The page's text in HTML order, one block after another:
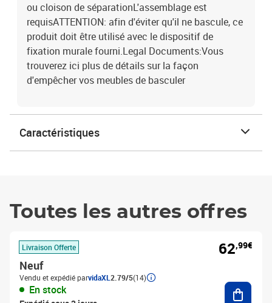
ou cloison de séparationL'assemblage est
requisATTENTION: afin d'éviter qu'il ne bascule, ce
produit doit être utilisé avec le dispositif de
fixation murale fourni.Legal Documents:Vous
trouverez ici plus de détails sur la façon
d'empêcher vos meubles de basculer
Caractéristiques
Toutes les autres offres
Livraison Offerte
Neuf
Vendu et expédié parvidaXL 2.79/5(14)
En stock
62,99€